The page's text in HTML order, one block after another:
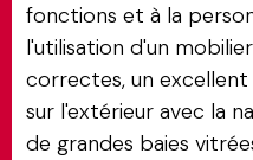
fonctions et à la
l'utilisation d'un
correctes, un excellent
sur l'extérieur avec la
de grandes baies